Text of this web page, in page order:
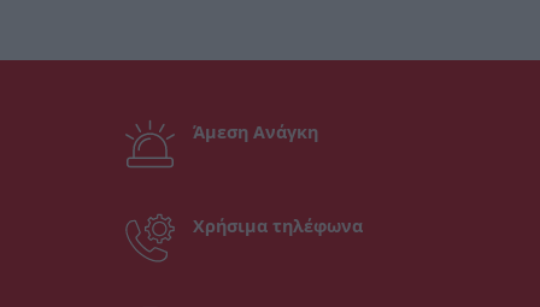
Άμεση Ανάγκη
Χρήσιμα τηλέφωνα